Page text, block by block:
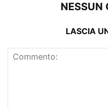
NESSUN
LASCIA